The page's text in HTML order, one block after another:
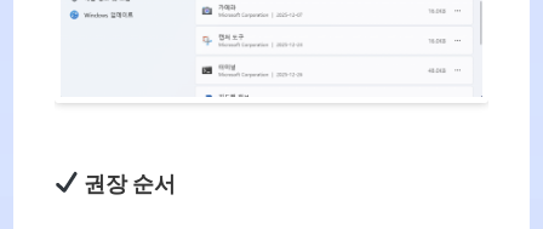
권장 순서